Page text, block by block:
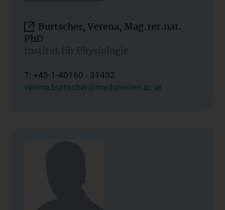
Burtscher, Verena, Mag.rer.nat.
PhD
Institut für Physiologie
T: +43-1-40160 - 31432
verena.burtscher@meduniwien.ac.at